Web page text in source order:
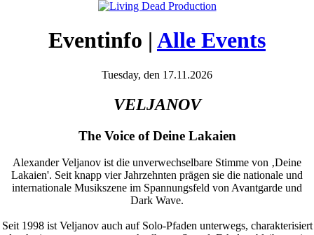
Eventinfo | Alle Events
Tuesday, den 17.11.2026
VELJANOV
The Voice of Deine Lakaien
Alexander Veljanov ist die unverwechselbare Stimme von ‚Deine
Lakaien'. Seit knapp vier Jahrzehnten prägen sie die nationale und
internationale Musikszene im Spannungsfeld von Avantgarde und
Dark Wave.
Seit 1998 ist Veljanov auch auf Solo-Pfaden unterwegs, charakterisiert